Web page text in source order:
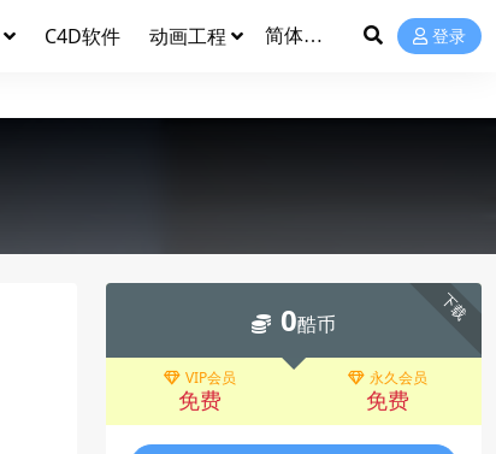
C4D软件 动画工程 登录
下载
0酷币
VIP会员
免费
永久会员
免费